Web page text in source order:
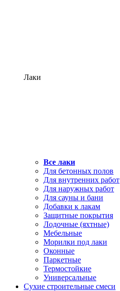
Лаки
Все лаки
Для бетонных полов
Для внутренних работ
Для наружных работ
Для сауны и бани
Добавки к лакам
Защитные покрытия
Лодочные (яхтные)
Мебельные
Морилки под лаки
Оконные
Паркетные
Термостойкие
Универсальные
Сухие строительные смеси